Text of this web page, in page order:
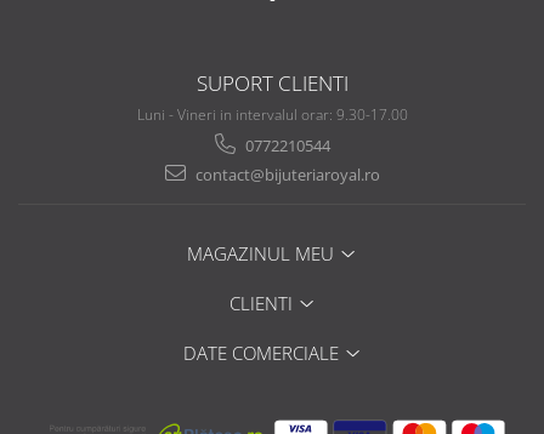
SUPORT CLIENTI
Luni - Vineri in intervalul orar: 9.30-17.00
0772210544
contact@bijuteriaroyal.ro
MAGAZINUL MEU
CLIENTI
DATE COMERCIALE